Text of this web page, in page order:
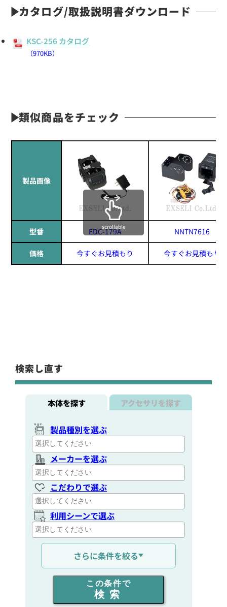
カタログ/取扱説明書ダウンロード
KSC-256 カタログ
（970KB）
類似商品をチェック
製品画像
型番 EDC-179A NNTN7616
価格 今すぐお見積もり 今すぐお見積もり
scrollable
検索し直す
本体を探す アクセサリを探す
製品種別を選ぶ
メーカーを選ぶ
こだわりで選ぶ
利用シーンで選ぶ
通信距離を選ぶ
出力を選ぶ
同時通話人数を選ぶ
さらに条件を絞る
この条件で
検索